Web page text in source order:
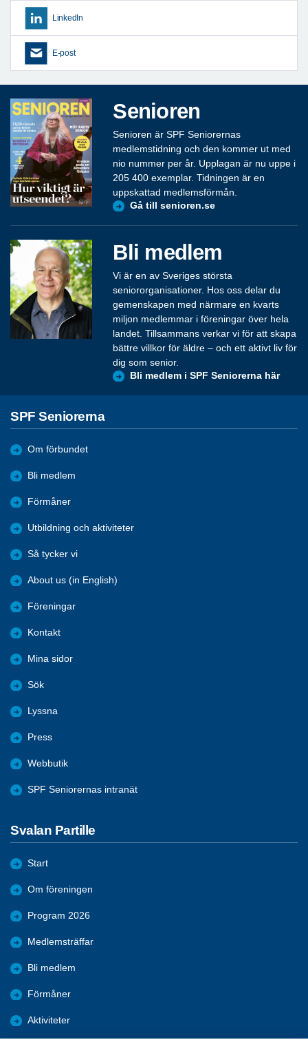
LinkedIn
E-post
Senioren
Senioren är SPF Seniorernas
medlemstidning och den kommer ut med
nio nummer per år. Upplagan är nu uppe i
205 400 exemplar. Tidningen är en
uppskattad medlemsförmån.
Gå till senioren.se
Bli medlem
Vi är en av Sveriges största
seniororganisationer. Hos oss delar du
gemenskapen med närmare en kvarts
miljon medlemmar i föreningar över hela
landet. Tillsammans verkar vi för att skapa
bättre villkor för äldre – och ett aktivt liv för
dig som senior.
Bli medlem i SPF Seniorerna här
SPF Seniorerna
Om förbundet
Bli medlem
Förmåner
Utbildning och aktiviteter
Så tycker vi
About us (in English)
Föreningar
Kontakt
Mina sidor
Sök
Lyssna
Press
Webbutik
SPF Seniorernas intranät
Svalan Partille
Start
Om föreningen
Program 2026
Medlemsträffar
Bli medlem
Förmåner
Aktiviteter